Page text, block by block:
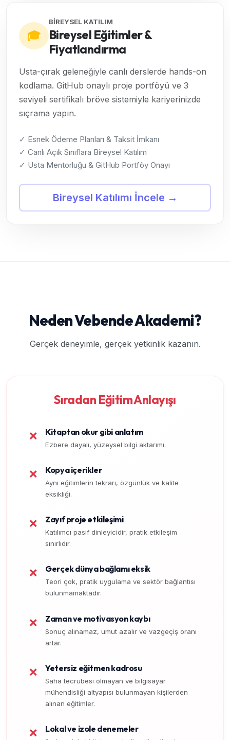
🎓
BİREYSEL KATILIM
Bireysel Eğitimler &
Fiyatlandırma
Usta-çırak geleneğiyle canlı derslerde hands-on
kodlama. GitHub onaylı proje portföyü ve 3
seviyeli sertifikalı bröve sistemiyle kariyerinizde
sıçrama yapın.
✓ Esnek Ödeme Planları & Taksit İmkanı
✓ Canlı Açık Sınıflara Bireysel Katılım
✓ Usta Mentorluğu & GitHub Portföy Onayı
Bireysel Katılımı İncele →
Neden Vebende Akademi?
Gerçek deneyimle, gerçek yetkinlik kazanın.
Sıradan Eğitim Anlayışı
❌ Kitaptan okur gibi anlatım
Ezbere dayalı, yüzeysel bilgi aktarımı.
❌ Kopya içerikler
Aynı eğitimlerin tekrarı, özgünlük ve kalite
eksikliği.
❌ Zayıf proje etkileşimi
Katılımcı pasif dinleyicidir, pratik etkileşim
sınırlıdır.
❌ Gerçek dünya bağlamı eksik
Teori çok, pratik uygulama ve sektör bağlantısı
bulunmamaktadır.
❌ Zaman ve motivasyon kaybı
Sonuç alınamaz, umut azalır ve vazgeçiş oranı
artar.
❌ Yetersiz eğitmen kadrosu
Saha tecrübesi olmayan ve bilgisayar
mühendisliği altyapısı bulunmayan kişilerden
alınan eğitimler.
❌ Lokal ve izole denemeler